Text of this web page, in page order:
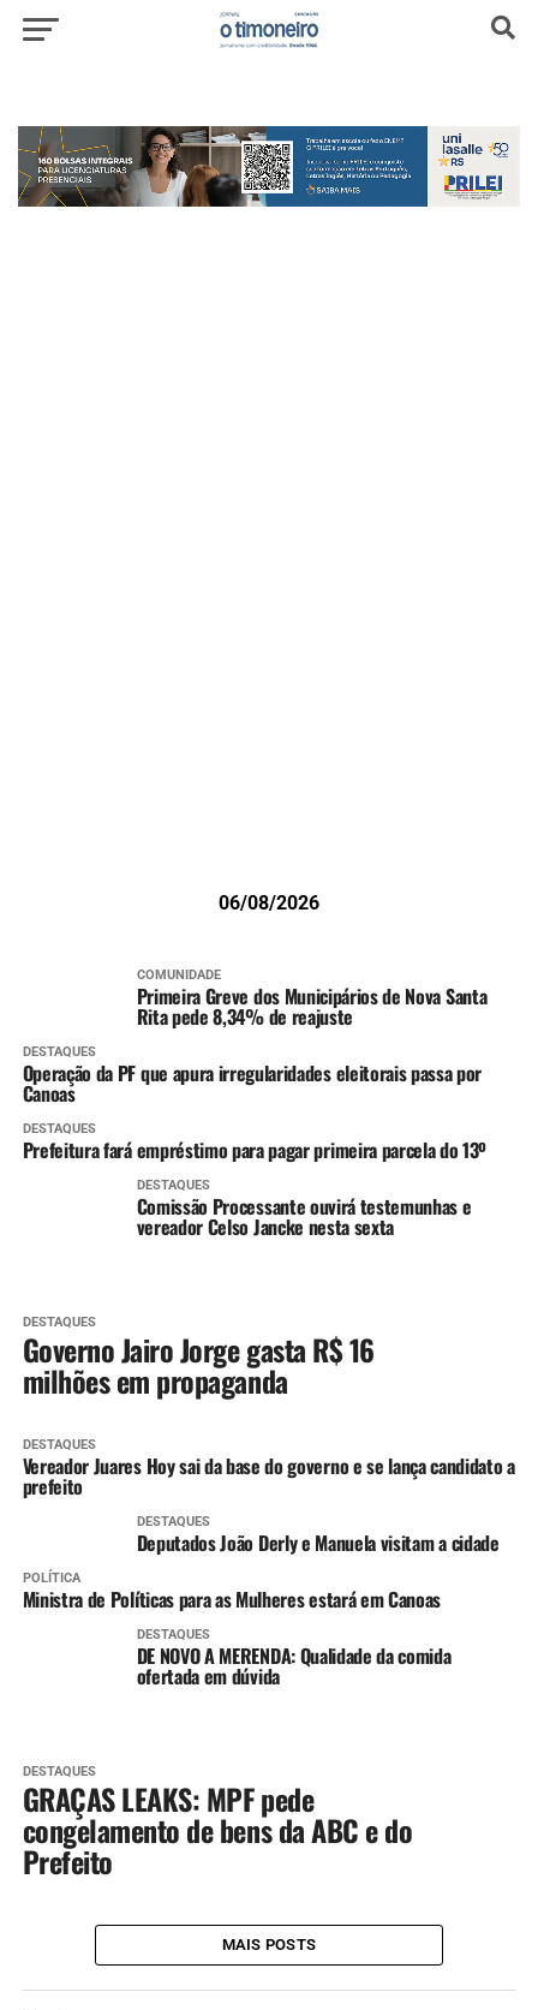
06/08/2026
COMUNIDADE
Primeira Greve dos Municipários de Nova Santa
Rita pede 8,34% de reajuste
DESTAQUES
Operação da PF que apura irregularidades eleitorais passa por
Canoas
DESTAQUES
Prefeitura fará empréstimo para pagar primeira parcela do 13º
DESTAQUES
Comissão Processante ouvirá testemunhas e
vereador Celso Jancke nesta sexta
DESTAQUES
Governo Jairo Jorge gasta R$ 16
milhões em propaganda
DESTAQUES
Vereador Juares Hoy sai da base do governo e se lança candidato a
prefeito
DESTAQUES
Deputados João Derly e Manuela visitam a cidade
POLÍTICA
Ministra de Políticas para as Mulheres estará em Canoas
DESTAQUES
DE NOVO A MERENDA: Qualidade da comida
ofertada em dúvida
DESTAQUES
GRAÇAS LEAKS: MPF pede
congelamento de bens da ABC e do
Prefeito
MAIS POSTS